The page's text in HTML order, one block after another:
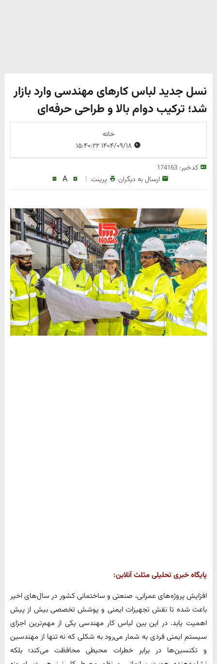
نسل جدید لباس کارهای مهندسی وارد بازار
شد؛ ترکیب دوام بالا و طراحی حرفه‌ای
خانه
کدخبر:174163
ارسال به دیگران پرینت |
A
پایگاه خبری تحلیلی مثلث آنلاین:
افزایش پروژه‌های عمرانی، صنعتی و ساختمانی کشور در سال‌های اخیر
باعث شده تا نقش تجهیزات ایمنی و پوشش تخصصی بیش از پیش
اهمیت یابد. در این بین لباس کار مهندسی یکی از مهم‌ترین اجزای
سیستم ایمنی فردی به شمار می‌رود به شکلی که نه تنها از مهندسین
و تکنسین‌ها در برابر خطرات محیطی محافظت می‌کند؛ بلکه